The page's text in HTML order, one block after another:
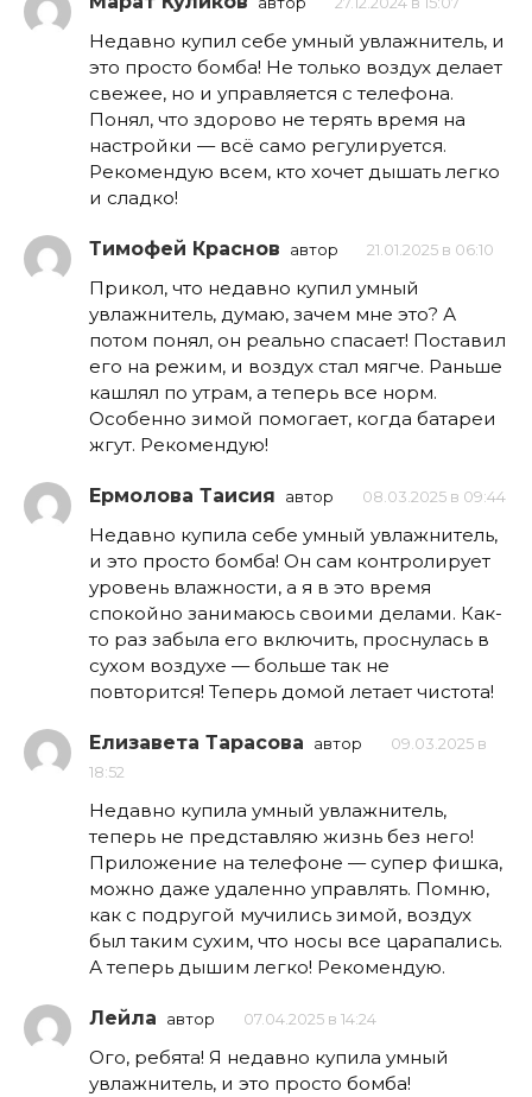
Недавно купил себе умный увлажнитель, и
это просто бомба! Не только воздух делает
свежее, но и управляется с телефона.
Понял, что здорово не терять время на
настройки — всё само регулируется.
Рекомендую всем, кто хочет дышать легко
и сладко!
Тимофей Краснов автор 21.01.2025 в 06:10
Прикол, что недавно купил умный
увлажнитель, думаю, зачем мне это? А
потом понял, он реально спасает! Поставил
его на режим, и воздух стал мягче. Раньше
кашлял по утрам, а теперь все норм.
Особенно зимой помогает, когда батареи
жгут. Рекомендую!
Ермолова Таисия автор 08.03.2025 в 09:44
Недавно купила себе умный увлажнитель,
и это просто бомба! Он сам контролирует
уровень влажности, а я в это время
спокойно занимаюсь своими делами. Как-
то раз забыла его включить, проснулась в
сухом воздухе — больше так не
повторится! Теперь домой летает чистота!
Елизавета Тарасова автор
09.03.2025 в
18:52
Недавно купила умный увлажнитель,
теперь не представляю жизнь без него!
Приложение на телефоне — супер фишка,
можно даже удаленно управлять. Помню,
как с подругой мучились зимой, воздух
был таким сухим, что носы все царапались.
А теперь дышим легко! Рекомендую.
Лейла автор 07.04.2025 в 14:24
Ого, ребята! Я недавно купила умный
увлажнитель, и это просто бомба!